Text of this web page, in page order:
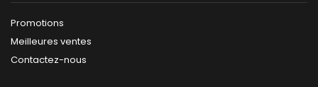
Promotions
Meilleures ventes
Contactez-nous